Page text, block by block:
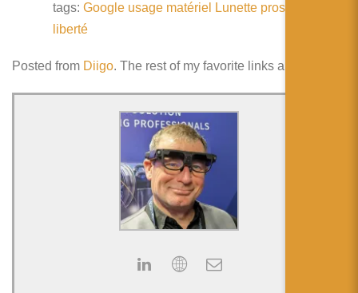
tags: Google usage matériel Lunette prospective
liberté
Posted from Diigo. The rest of my favorite links are